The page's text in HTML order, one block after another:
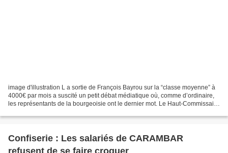
image d'illustration L a sortie de François Bayrou sur la “classe moyenne” à
4000€ par mois a suscité un petit débat médiatique où, comme d’ordinaire,
les représentants de la bourgeoisie ont le dernier mot. Le Haut-Commissaire
Confiserie : Les salariés de CARAMBAR
refusent de se faire croquer